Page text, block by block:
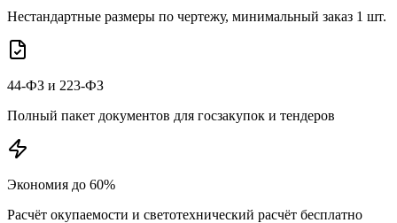
Нестандартные размеры по чертежу, минимальный заказ 1 шт.
44-ФЗ и 223-ФЗ
Полный пакет документов для госзакупок и тендеров
Экономия до 60%
Расчёт окупаемости и светотехнический расчёт бесплатно